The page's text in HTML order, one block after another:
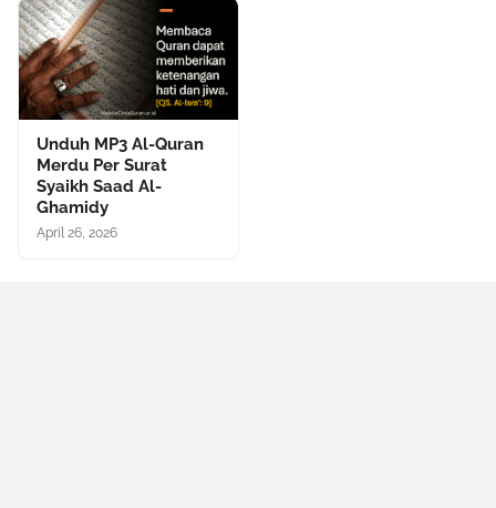
Unduh MP3 Al-Quran
Merdu Per Surat
Syaikh Saad Al-
Ghamidy
April 26, 2026